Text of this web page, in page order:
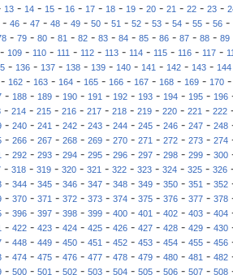
13- 14- 15- 16- 17- 18- 19- 20- 21- 22- 23-
46- 47- 48- 49- 50- 51- 52- 53- 54- 55- 56-
- 79 - 80 - 81 - 82 - 83 - 84 - 85 - 86 - 87 - 88 - 89
- 109 - 110 - 111 - 112 - 113 - 114 - 115 - 116 - 117 -
- 136 - 137 - 138 - 139 - 140 - 141 - 142 - 143 - 144
- 162 - 163 - 164 - 165 - 166 - 167 - 168 - 169 - 170 -
- 188- 189- 190- 191- 192- 193- 194- 195- 196
- 214 - 215 - 216 - 217 - 218 - 219 - 220 - 221 - 222
- 240- 241- 242- 243- 244- 245- 246- 247- 248
- 266- 267- 268- 269- 270- 271- 272- 273- 274
- 292- 293- 294- 295- 296- 297- 298- 299- 300
- 318 - 319 - 320 - 321 - 322 - 323 - 324 - 325 - 326
- 344- 345- 346- 347- 348- 349- 350- 351- 352
- 370- 371- 372- 373- 374- 375- 376- 377- 378
- 396 - 397 - 398 - 399 - 400 - 401 - 402 - 403 - 404
- 422- 423- 424- 425- 426- 427- 428- 429- 430
- 448- 449- 450- 451- 452- 453- 454- 455- 456
- 474- 475- 476- 477- 478- 479- 480- 481- 482
- 500 - 501 - 502 - 503 - 504 - 505 - 506 - 507 - 508